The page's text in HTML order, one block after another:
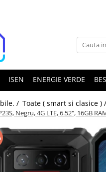
ISEN ENERGIE VERDE
/ Toate ( smart si clasice ) /
Negru, 4G LTE, 6.52", 16GB